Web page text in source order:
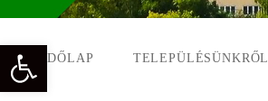
Eszköztár megnyitása
KEZDŐLAP TELEPÜLÉSÜNKRŐL